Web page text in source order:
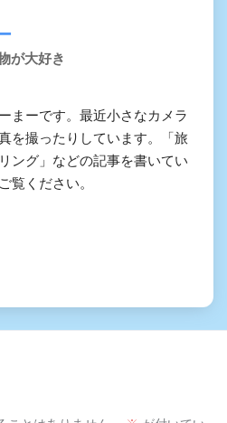
が大好き
まーです。最近小さなカメラ
を撮ったりしています。「旅
ング」などの記事を書いてい
覧ください。